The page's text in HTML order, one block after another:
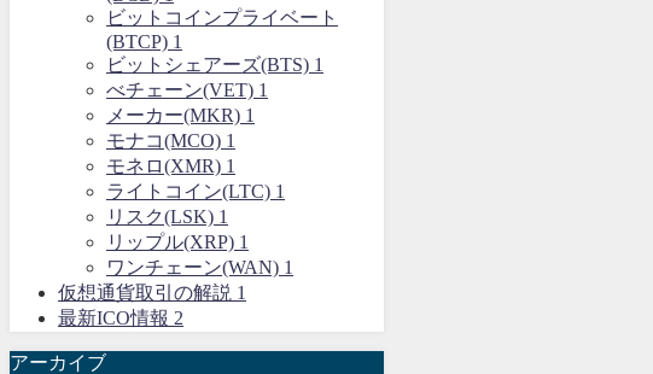
ビットコインプライベート
(BTCP) 1
ビットシェアーズ(BTS) 1
べチェーン(VET) 1
メーカー(MKR) 1
モナコ(MCO) 1
モネロ(XMR) 1
ライトコイン(LTC) 1
リスク(LSK) 1
リップル(XRP) 1
ワンチェーン(WAN) 1
仮想通貨取引の解説 1
最新ICO情報 2
アーカイブ